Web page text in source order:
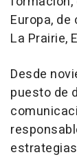
Europa,
La Prairie,
Desde
puesto de